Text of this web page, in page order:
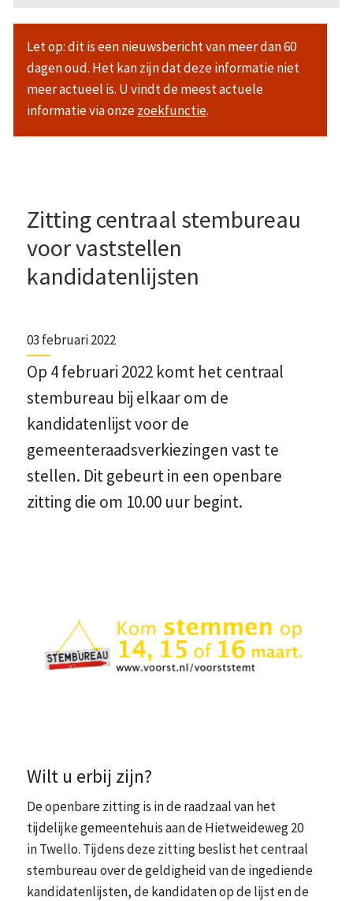
Let op: dit is een nieuwsbericht van meer dan 60
dagen oud. Het kan zijn dat deze informatie niet
meer actueel is. U vindt de meest actuele
informatie via onzezoekfunctie.
Zitting centraal stembureau
voor vaststellen
kandidatenlijsten
03 februari 2022
Op 4 februari 2022 komt het centraal
stembureau bij elkaar om de
kandidatenlijst voor de
gemeenteraadsverkiezingen vast te
stellen. Dit gebeurt in een openbare
zitting die om 10.00 uur begint.
Wilt u erbij zijn?
De openbare zitting is in de raadzaal van het
tijdelijke gemeentehuis aan de Hietweideweg 20
in Twello. Tijdens deze zitting beslist het centraal
stembureau over de geldigheid van de ingediende
kandidatenlijsten, de kandidaten op de lijst en de